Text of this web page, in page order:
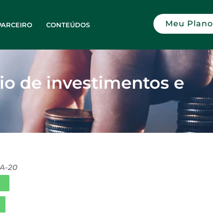
CONTEÚDOS Meu Plano
de investimentos e
20